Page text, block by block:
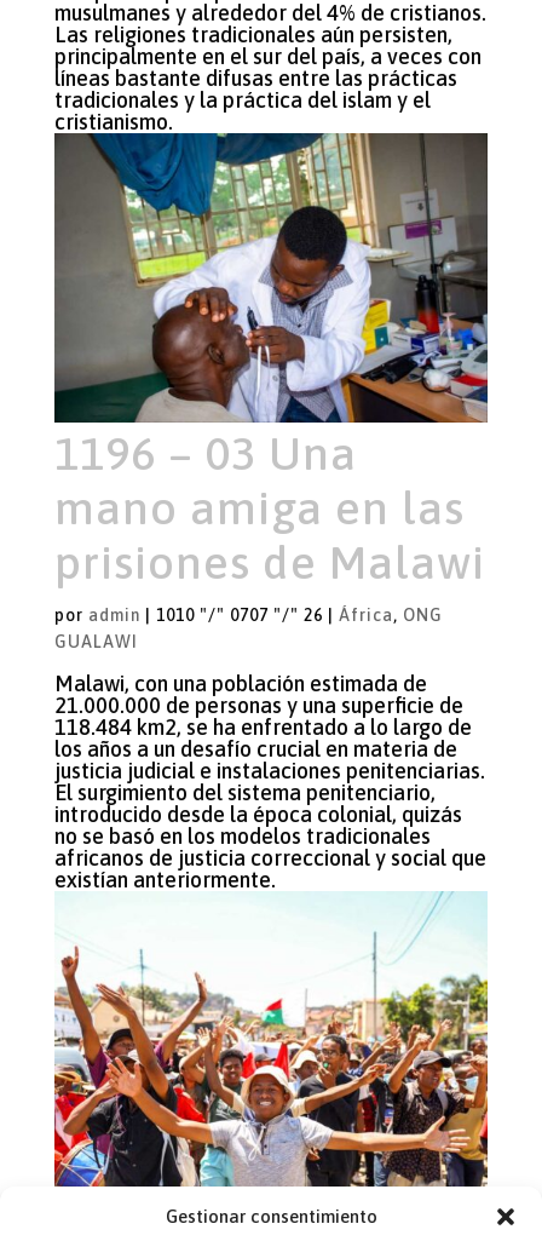
Gestionar consentimiento
musulmanes y alrededor del 4% de cristianos.
Las religiones tradicionales aún persisten,
principalmente en el sur del país, a veces con
líneas bastante difusas entre las prácticas
tradicionales y la práctica del islam y el
cristianismo.
1196 – 03 Una
mano amiga en las
prisiones de Malawi
por admin 1010 "/" 0707 "/" 26 África, ONG
GUALAWI
Malawi, con una población estimada de
21.000.000 de personas y una superficie de
118.484 km2, se ha enfrentado a lo largo de
los años a un desafío crucial en materia de
justicia judicial e instalaciones penitenciarias.
El surgimiento del sistema penitenciario,
introducido desde la época colonial, quizás
no se basó en los modelos tradicionales
africanos de justicia correccional y social que
existían anteriormente.